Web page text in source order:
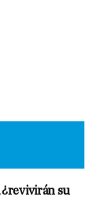
¿revivirán su